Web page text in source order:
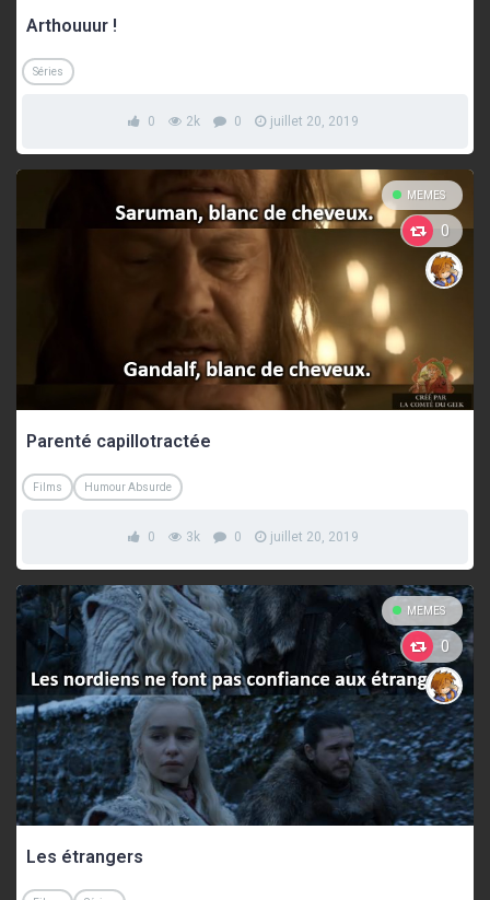
Arthouuur !
Séries
0 2k 0 juillet 20, 2019
MEMES
0
Parenté capillotractée
Films Humour Absurde
0 3k 0 juillet 20, 2019
MEMES
0
Les étrangers